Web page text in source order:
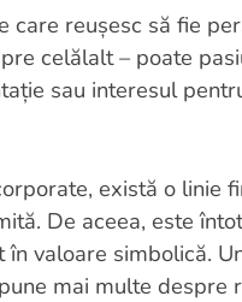
care reușesc să fie
celălalt – poate
sau interesul
există o linie
De aceea, este
valoare simbolică.
mai multe despre